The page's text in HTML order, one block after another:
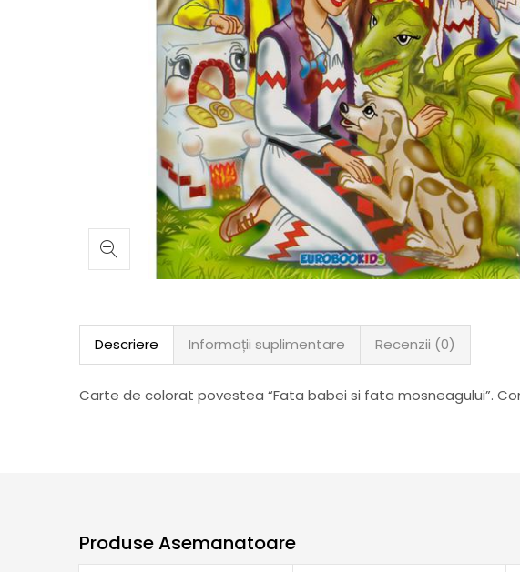
Descriere Informații suplimentare Recenzii (0)
Carte de colorat povestea “Fata babei si fata mosneagului”.
Produse Asemanatoare